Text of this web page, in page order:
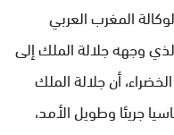
المغرب العربي
وجهه جلالة الملك إلى
الـ48 للمسيرة الخضراء، أن جلالة الملك
جريئا وطويل الأمد،